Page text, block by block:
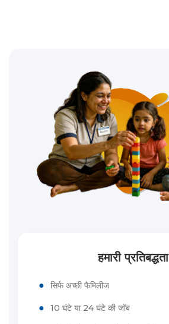
हमारी प्रतिबद्धता
● सिर्फ अच्छी फैमिलीज
● 10 घंटे या 24 घंटे की जॉब